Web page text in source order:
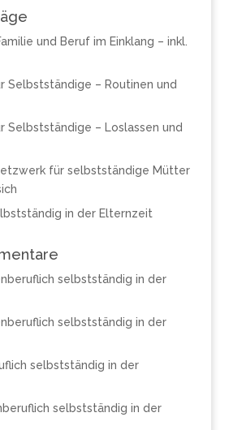
und Beruf im Einklang – inkl.
Selbstständige – Routinen und
Selbstständige – Loslassen und
für selbstständige Mütter
in der Elternzeit
selbstständig in der
selbstständig in der
selbstständig in der
selbstständig in der